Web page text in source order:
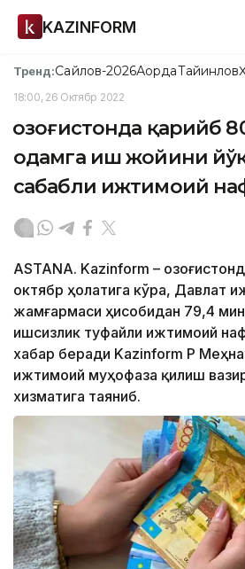
KAZINFORM
Тренд:Сайлов-2026АқордаТайинлов
18:00, 26 Октябр 2022
Қозоғистонда қарийб
одамга иш жойини
сабабли ижтимоий
ASTANA. Kazinform –
октябр ҳолатига кўра, Давлат
жамғармаси ҳисобидан 79,4
ишсизлик туфайли ижтимоий
хабар беради Kazinform ҚР
ижтимоий муҳофаза қилиш
хизматига таяниб.